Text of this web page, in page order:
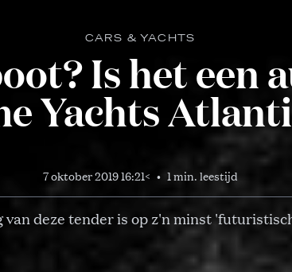
CARS & YACHTS
Is het een
Yachts
7 oktober 2019 16:21< • 1 min. leestijd
van deze tender is op z'n minst